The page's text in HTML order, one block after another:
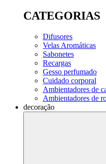
CATEGORIAS
Difusores
Velas Aromáticas
Sabonetes
Recargas
Gesso perfumado
Cuidado corporal
Ambientadores de
Ambientadores de
decoração